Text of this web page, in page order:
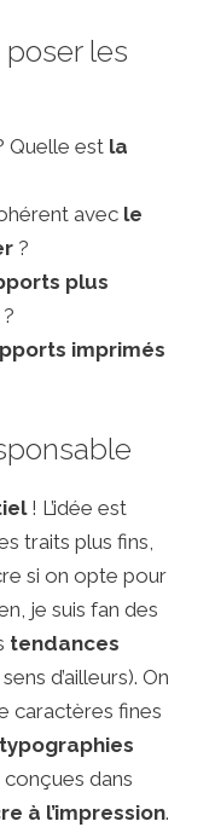
les
Quelle est la
avec le
?
plus
imprimés
! L’idée est
traits plus fins,
si on opte pour
je suis fan des
tendances
d’ailleurs). On
caractères fines
conçues dans
à l’impression.